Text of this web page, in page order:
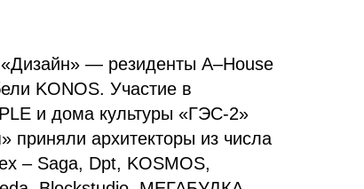
«Дизайн» — резиденты A–House
KONOS. Участие в
и дома культуры «ГЭС-2»
приняли архитекторы из числа
– Saga, Dpt, KOSMOS,